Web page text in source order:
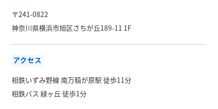
〒241-0822
神奈川県横浜市旭区さちが丘189-11 1F
アクセス
相鉄いずみ野線 南万騎が原駅 徒歩11分
相鉄バス 緑ヶ丘 徒歩1分